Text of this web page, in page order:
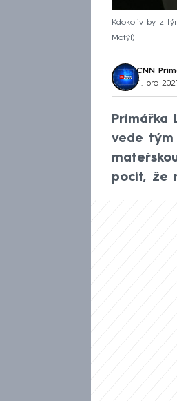
Kdokoliv by z
Motýl
CNN
4. pro
Primářka
vede tým
pocit, že